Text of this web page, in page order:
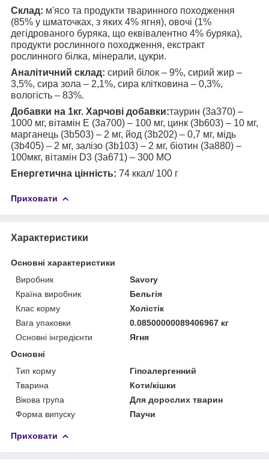
Склад: м'ясо та продукти тваринного походження
(85% у шматочках, з яких 4% ягня), овочі (1%
дегідрованого буряка, що еквівалентно 4% буряка),
продукти рослинного походження, екстракт
рослинного білка, мінерали, цукри.
Аналітичний склад: сирий білок – 9%, сирий жир –
3,5%, сира зола – 2,1%, сира клітковина – 0,3%,
вологість – 83%.
Добавки на 1кг. Харчові добавки:таурин (3а370) –
1000 мг, вітамін Е (3а700) – 100 мг, цинк (3b603) – 10 мг,
марганець (3b503) – 2 мг, йод (3b202) – 0,7 мг, мідь
(3b405) – 2 мг, залізо (3b103) – 2 мг, біотин (3а880) –
100мкг, вітамін D3 (3a671) – 300 МО
Енергетична цінність: 74 ккал/ 100 г
Приховати
Характеристики
Основні характеристики
Виробник
Savory
Країна виробник
Бельгія
Клас корму
Холістік
Вага упаковки
0.08500000089406967 кг
Основні інгредієнти
Ягня
Основні
Тип корму
Гіпоалергенний
Тварина
Коти/кішки
Вікова група
Для дорослих тварин
Форма випуску
Паучи
Приховати